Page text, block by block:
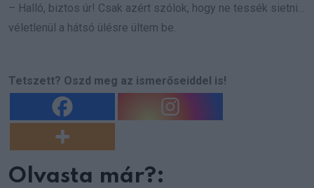
– Halló, biztos úr! Csak azért szólok, hogy ne tessék sietni…
véletlenül a hátsó ülésre ültem be.
Tetszett? Oszd meg az ismerőseiddel is!
Olvasta már?: